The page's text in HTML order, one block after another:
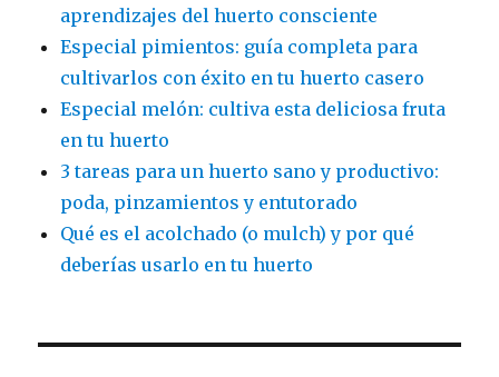
aprendizajes del huerto consciente
Especial pimientos: guía completa para
cultivarlos con éxito en tu huerto casero
Especial melón: cultiva esta deliciosa fruta
en tu huerto
3 tareas para un huerto sano y productivo:
poda, pinzamientos y entutorado
Qué es el acolchado (o mulch) y por qué
deberías usarlo en tu huerto